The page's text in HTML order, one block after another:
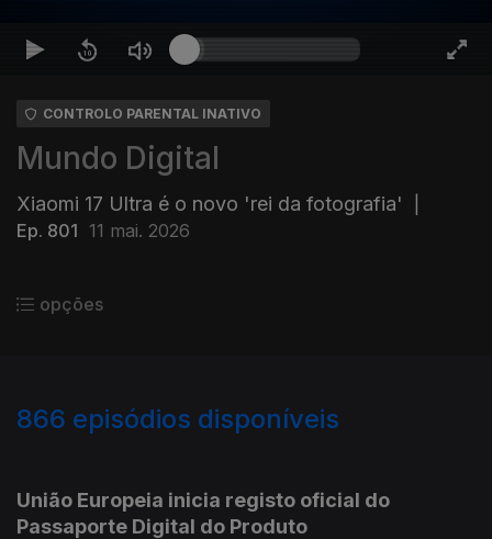
CONTROLO PARENTAL INATIVO
Mundo Digital
Xiaomi 17 Ultra é o novo 'rei da fotografia'
Ep. 801 11 mai. 2026
opções
866 episódios disponíveis
União Europeia inicia registo oficial do
Passaporte Digital do Produto